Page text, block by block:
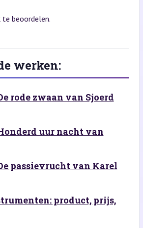
beoordelen.
werken:
rode zwaan van Sjoerd
uur nacht van
passievrucht van Karel
product, prijs,